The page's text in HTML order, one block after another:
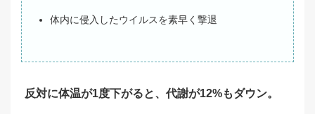
体内に侵入したウイルスを素早く撃退
反対に体温が1度下がると、代謝が12%もダウン。